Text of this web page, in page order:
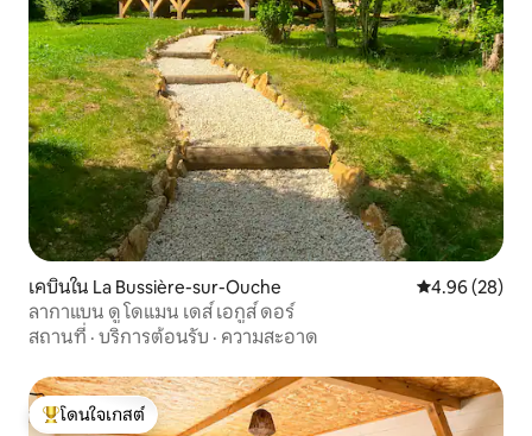
เคบินใน La Bussière-sur-Ouche คะแนนเฉลี่ย
4.96 (28)
ลากาแบน ดู โดแมน เดส์ เอกูส์ ดอร์
สถานที่ · บริการต้อนรับ · ความสะอาด
โดนใจเกสต์ที่สุด
โดนใจเกสต์